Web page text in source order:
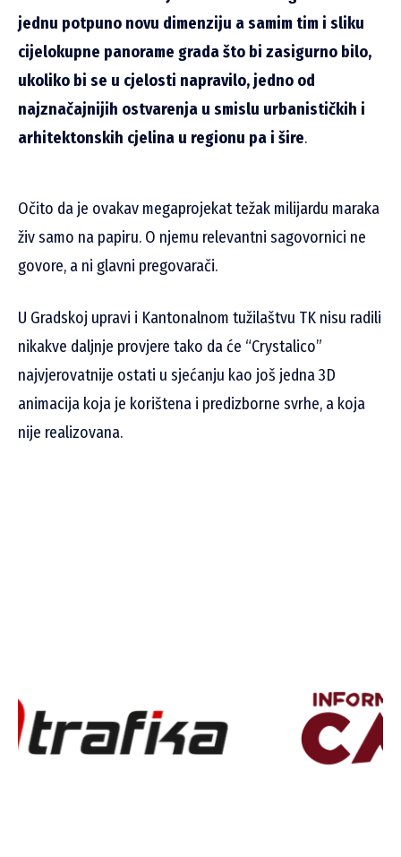
jednu potpuno novu dimenziju a samim tim i sliku
cijelokupne panorame grada što bi zasigurno bilo,
ukoliko bi se u cjelosti napravilo, jedno od
najznačajnijih ostvarenja u smislu urbanističkih i
arhitektonskih cjelina u regionu pa i šire.
Očito da je ovakav megaprojekat težak milijardu maraka
živ samo na papiru. O njemu relevantni sagovornici ne
govore, a ni glavni pregovarači.
U Gradskoj upravi i Kantonalnom tužilaštvu TK nisu radili
nikakve daljnje provjere tako da će “Crystalico”
najvjerovatnije ostati u sjećanju kao još jedna 3D
animacija koja je korištena i predizborne svrhe, a koja
nije realizovana.